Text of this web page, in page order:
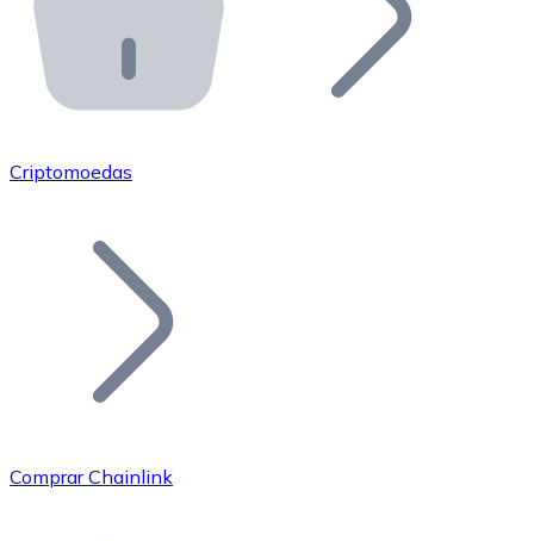
API Bitnovo
Integre nossa API no seu ecossistema.
Junte-se à nossa rede de revendedores e comercialize
Adicione o token do seu projeto ao nosso serviço de
Criptomoedas
Comprar Chainlink